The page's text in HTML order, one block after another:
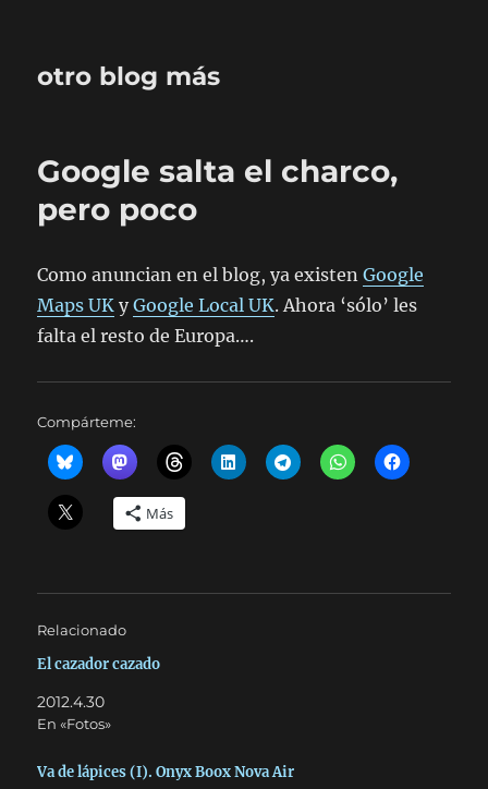
otro blog más
Google salta el charco,
pero poco
Como anuncian en el blog, ya existenGoogle
Maps UK yGoogle Local UK. Ahora ‘sólo’ les
falta el resto de Europa….
Compárteme:
Más
Relacionado
El cazador cazado
2012.4.30
En «Fotos»
Va de lápices (I). Onyx Boox Nova Air